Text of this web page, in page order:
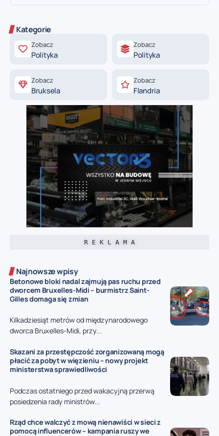
Kategorie
Zobacz
Polityka
Zobacz
Polityka
Zobacz
Bruksela
Zobacz
Flandria
R E K L A M A
Najnowsze wpisy
Betonowe bloki nadal zajmują pas ruchu przed
dworcem Bruxelles-Midi – burmistrz Saint-
Gilles domaga się zmian
Kilkadziesiąt metrów od międzynarodowego
dworca Bruxelles-Midi, przy...
Skazani za przestępczość zorganizowaną mogą
płacić za pobyt w więzieniu – nowy projekt
ministerstwa sprawiedliwości
Podczas ostatniego przed wakacyjną przerwą
posiedzenia rady ministrów...
Rząd chce walczyć z mową nienawiści w sieci z
pomocą influencerów – kampania ruszy we